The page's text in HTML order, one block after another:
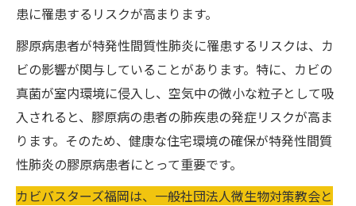
患に罹患するリスクが高まります。
膠原病患者が特発性間質性肺炎に罹患するリスクは、カ
ビの影響が関与していることがあります。特に、カビの
真菌が室内環境に侵入し、空気中の微小な粒子として吸
入されると、膠原病の患者の肺疾患の発症リスクが高ま
ります。そのため、健康な住宅環境の確保が特発性間質
性肺炎の膠原病患者にとって重要です。
カビバスターズ福岡は、一般社団法人微生物対策教会と